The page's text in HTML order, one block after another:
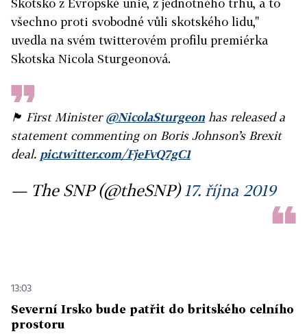
Skotsko z Evropské unie, z jednotného trhu, a to
všechno proti svobodné vůli skotského lidu,"
uvedla na svém twitterovém profilu premiérka
Skotska Nicola Sturgeonová.
🏴󠁧󠁢󠁳󠁣󠁴󠁿 First Minister@NicolaSturgeon has released a
statement commenting on Boris Johnson’s Brexit
deal. pic.twitter.com/FjeFvQ7gC1
— The SNP (@theSNP) 17. října 2019
13:03
Severní Irsko bude patřit do britského celního
prostoru